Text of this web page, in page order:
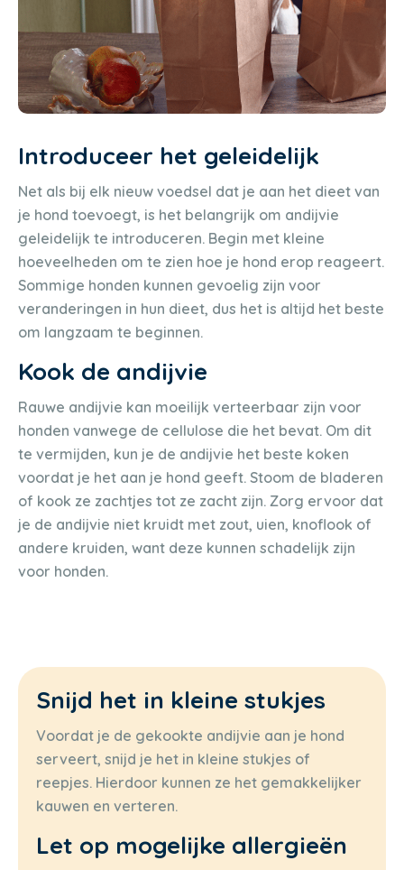
Introduceer het geleidelijk
Net als bij elk nieuw voedsel dat je aan het dieet van
je hond toevoegt, is het belangrijk om andijvie
geleidelijk te introduceren. Begin met kleine
hoeveelheden om te zien hoe je hond erop reageert.
Sommige honden kunnen gevoelig zijn voor
veranderingen in hun dieet, dus het is altijd het beste
om langzaam te beginnen.
Kook de andijvie
Rauwe andijvie kan moeilijk verteerbaar zijn voor
honden vanwege de cellulose die het bevat. Om dit
te vermijden, kun je de andijvie het beste koken
voordat je het aan je hond geeft. Stoom de bladeren
of kook ze zachtjes tot ze zacht zijn. Zorg ervoor dat
je de andijvie niet kruidt met zout, uien, knoflook of
andere kruiden, want deze kunnen schadelijk zijn
voor honden.
Snijd het in kleine stukjes
Voordat je de gekookte andijvie aan je hond
serveert, snijd je het in kleine stukjes of
reepjes. Hierdoor kunnen ze het gemakkelijker
kauwen en verteren.
Let op mogelijke allergieën